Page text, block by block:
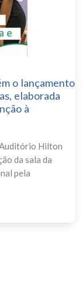
o lançamento
elaborada
à
Hilton
da sala da
pela